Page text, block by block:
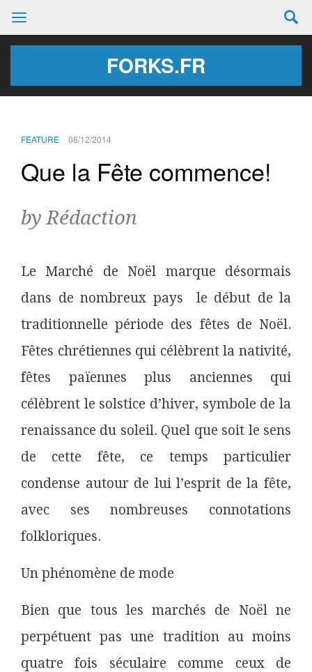
FORKS.FR
FEATURE 08/12/2014
Que la Fête commence!
by Rédaction
Le Marché de Noël marque désormais
dans de nombreux pays le début de la
traditionnelle période des fêtes de Noël.
Fêtes chrétiennes qui célèbrent la nativité,
fêtes païennes plus anciennes qui
célèbrent le solstice d’hiver, symbole de la
renaissance du soleil. Quel que soit le sens
de cette fête, ce temps particulier
condense autour de lui l’esprit de la fête,
avec ses nombreuses connotations
folkloriques.
Un phénomène de mode
Bien que tous les marchés de Noël ne
perpétuent pas une tradition au moins
quatre fois séculaire comme ceux de